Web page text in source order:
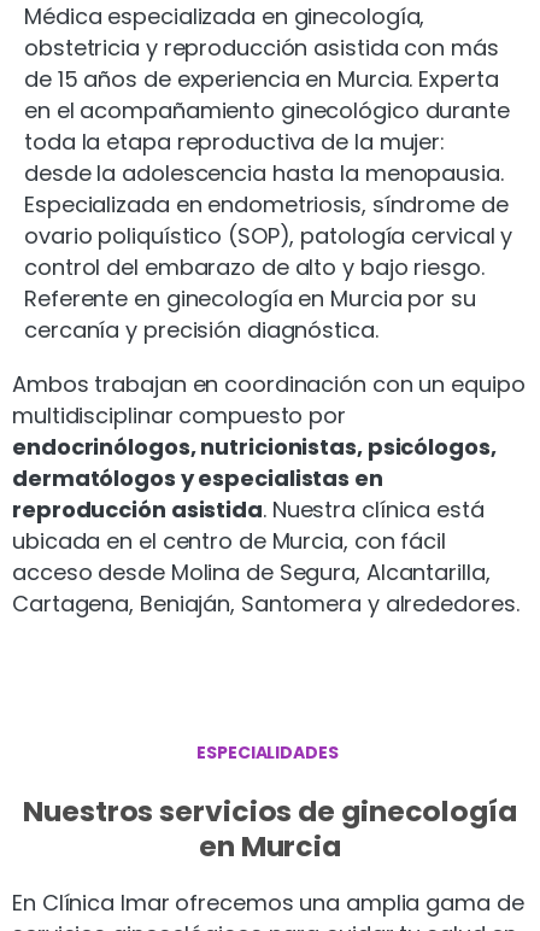
Médica especializada en ginecología,
obstetricia y reproducción asistida con más
de 15 años de experiencia en Murcia. Experta
en el acompañamiento ginecológico durante
toda la etapa reproductiva de la mujer:
desde la adolescencia hasta la menopausia.
Especializada en endometriosis, síndrome de
ovario poliquístico (SOP), patología cervical y
control del embarazo de alto y bajo riesgo.
Referente en ginecología en Murcia por su
cercanía y precisión diagnóstica.
Ambos trabajan en coordinación con un equipo
multidisciplinar compuesto por
endocrinólogos, nutricionistas, psicólogos,
dermatólogos y especialistas en
reproducción asistida. Nuestra clínica está
ubicada en el centro de Murcia, con fácil
acceso desde Molina de Segura, Alcantarilla,
Cartagena, Beniaján, Santomera y alrededores.
ESPECIALIDADES
Nuestros servicios de ginecología
en Murcia
En Clínica Imar ofrecemos una amplia gama de